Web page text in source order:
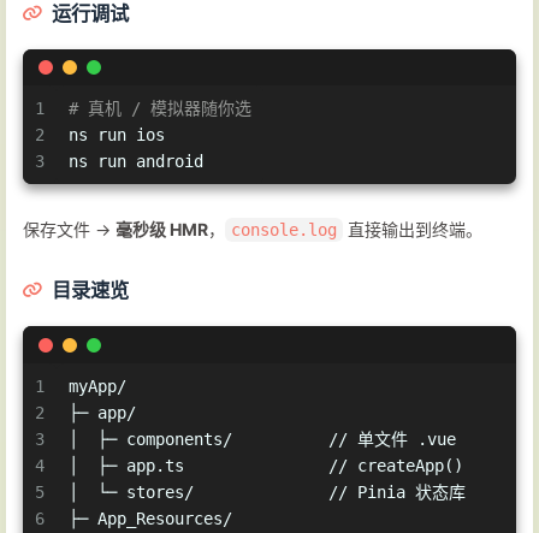
运行调试
1
2
3
# 真机 / 模拟器随你选
ns run ios
ns run android
保存文件 → 毫秒级 HMR， console.log 直接输出到终端。
目录速览
1
2
3
4
5
6
myApp/
├─ app/
│  ├─ components/          // 单文件 .vue
│  ├─ app.ts               // createApp()
│  └─ stores/              // Pinia 状态库
├─ App_Resources/